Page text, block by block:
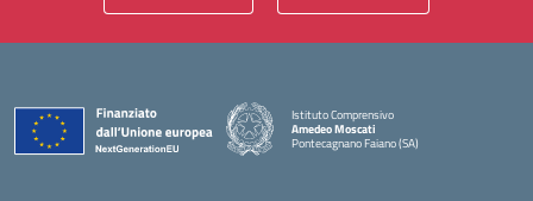
Istituto Comprensivo
Amedeo Moscati
Pontecagnano Faiano (SA)
— Visita la pagina iniziale della scuola